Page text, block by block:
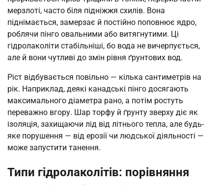
мерзлоті, часто біля підніжжя схилів. Вона
піднімається, замерзає й постійно поповнює ядро,
роблячи пінго овальними або витягнутими. Ці
гідролаколіти стабільніші, бо вода не вичерпується,
але й вони чутливі до змін рівня ґрунтових вод.
Ріст відбувається повільно — кілька сантиметрів на
рік. Наприклад, деякі канадські пінго досягають
максимального діаметра рано, а потім ростуть
переважно вгору. Шар торфу й ґрунту зверху діє як
ізоляція, захищаючи лід від літнього тепла, але будь-
яке порушення — від ерозії чи людської діяльності —
може запустити танення.
Типи гідролаколітів: порівняння